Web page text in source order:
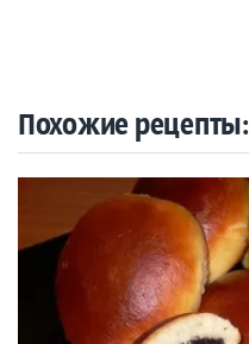
Похожие рецепты: